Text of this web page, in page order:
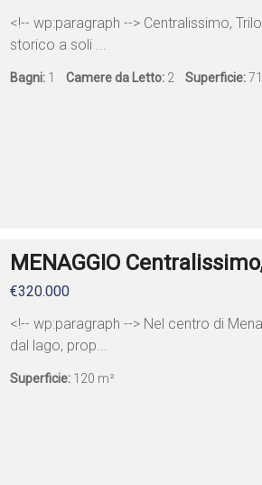
<!-- wp:paragraph --> Centralissimo,
storico a soli ...
Bagni: 1 Camere da Letto: 2 Superficie:
MENAGGIO
€320.000
<!-- wp:paragraph --> Nel centro di
dal lago, prop...
Superficie: 120 m²